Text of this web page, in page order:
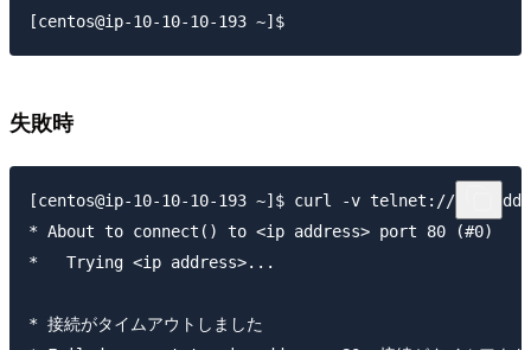
失敗時
[centos@ip-10-10-10-193 ~]$ curl -v telnet://<ip
* About to connect() to <ip address> port 80 (#0)
*   Trying <ip address>...
* 接続がタイムアウトしました